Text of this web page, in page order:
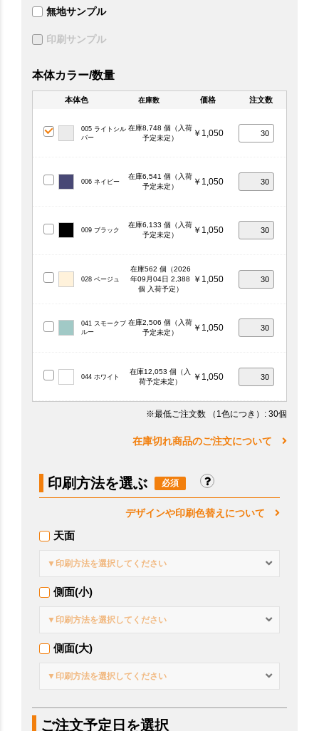
無地サンプル
印刷サンプル
本体カラー/数量
本体色 在庫数 価格 注文数
005 ライトシル
バー
在庫8,748 個（入荷
予定未定）
￥1,050
006 ネイビー
在庫6,541 個（入荷
予定未定）
￥1,050
009 ブラック
在庫6,133 個（入荷
予定未定）
￥1,050
028 ベージュ
在庫562 個（2026
年09月04日 2,388
個 入荷予定）
￥1,050
041 スモークブ
ルー
在庫2,506 個（入荷
予定未定）
￥1,050
044 ホワイト
在庫12,053 個（入
荷予定未定）
￥1,050
※最低ご注文数 （1色につき） : 30個
在庫切れ商品のご注文について
印刷方法を選ぶ
デザインや印刷色替えについて
天面
▼印刷方法を選択してください
側面(小)
▼印刷方法を選択してください
側面(大)
▼印刷方法を選択してください
ご注文予定日を選択